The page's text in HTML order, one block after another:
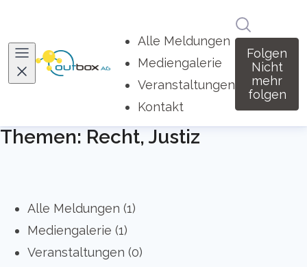
Alle Meldungen
Mediengalerie
Veranstaltungen
Kontakt
Folgen
Nicht
mehr
folgen
Themen: Recht, Justiz
Alle Meldungen (1)
Mediengalerie (1)
Veranstaltungen (0)